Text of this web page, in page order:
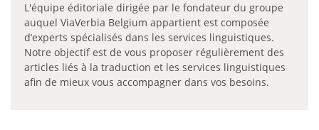
L'équipe éditoriale dirigée par le fondateur du groupe
auquel ViaVerbia Belgium appartient est composée
d’experts spécialisés dans les services linguistiques.
Notre objectif est de vous proposer régulièrement des
articles liés à la traduction et les services linguistiques
afin de mieux vous accompagner dans vos besoins.